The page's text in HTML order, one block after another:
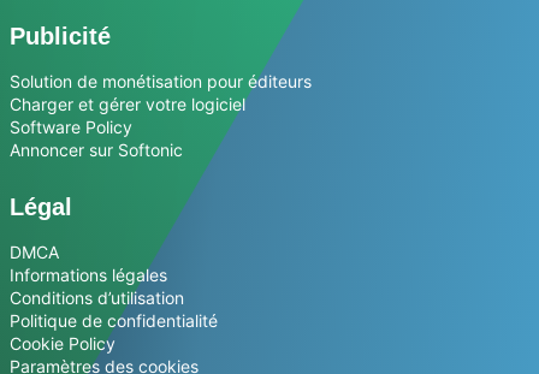
Publicité
Solution de monétisation pour éditeurs
Charger et gérer votre logiciel
Software Policy
Annoncer sur Softonic
Légal
DMCA
Informations légales
Conditions d’utilisation
Politique de confidentialité
Cookie Policy
Paramètres des cookies